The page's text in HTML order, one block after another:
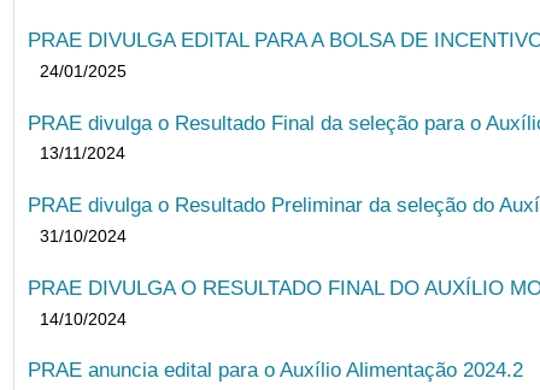
PRAE DIVULGA EDITAL PARA A BOLSA DE
24/01/2025
PRAE divulga o Resultado Final da seleção para o
13/11/2024
PRAE divulga o Resultado Preliminar da seleção do
31/10/2024
PRAE DIVULGA O RESULTADO FINAL DO AUXÍLIO
14/10/2024
PRAE anuncia edital para o Auxílio Alimentação 2024.2